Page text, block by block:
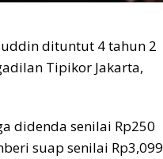
dituntut 4 tahun 2
Tipikor Jakarta,
didenda senilai Rp250
suap senilai Rp3,099